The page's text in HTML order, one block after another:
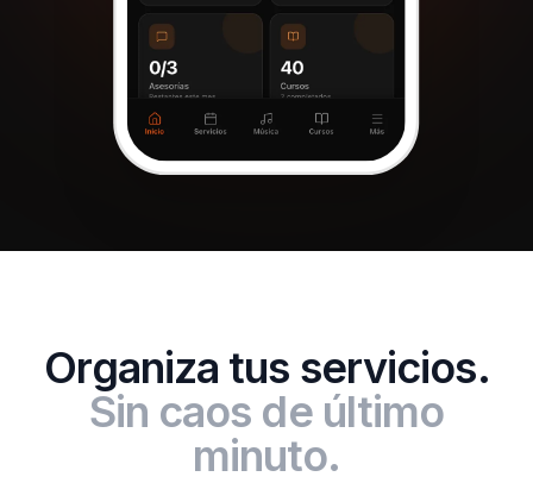
Organiza tus servicios.
Sin caos de último
minuto.